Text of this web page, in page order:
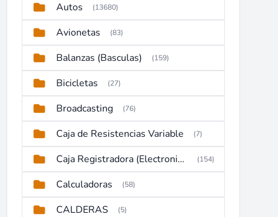
Autos (13680)
Avionetas (83)
Balanzas (Basculas) (159)
Bicicletas (27)
Broadcasting (76)
Caja de Resistencias Variable (7)
Caja Registradora (Electronic Cash Register) (154)
Calculadoras (58)
CALDERAS (5)